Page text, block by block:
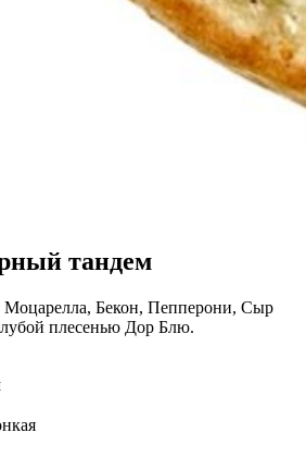
тандем
Бекон, Пепперони, Сыр
плесенью Дор Блю.